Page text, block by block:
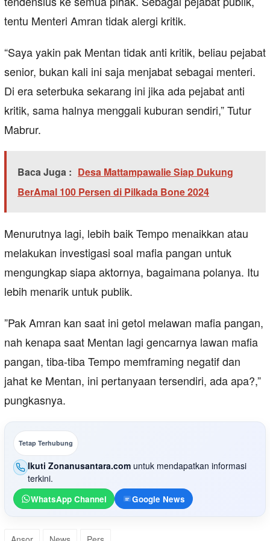
tentu Menteri Amran tidak alergi kritik.
“Saya yakin pak Mentan tidak anti kritik, beliau pejabat
senior, bukan kali ini saja menjabat sebagai menteri.
Di era seterbuka sekarang ini jika ada pejabat anti
kritik, sama halnya menggali kuburan sendiri,” Tutur
Mabrur.
Baca Juga : Desa Mattampawalie Siap Dukung
BerAmal 100 Persen di Pilkada Bone 2024
Menurutnya lagi, lebih baik Tempo menaikkan atau
melakukan investigasi soal mafia pangan untuk
mengungkap siapa aktornya, bagaimana polanya. Itu
lebih menarik untuk publik.
”Pak Amran kan saat ini getol melawan mafia pangan,
nah kenapa saat Mentan lagi gencarnya lawan mafia
pangan, tiba-tiba Tempo memframing negatif dan
jahat ke Mentan, ini pertanyaan tersendiri, ada apa?,”
pungkasnya.
Tetap Terhubung
Ikuti Zonanusantara.com untuk mendapatkan informasi
terkini.
WhatsApp Channel Google News